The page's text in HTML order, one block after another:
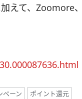
て、Zoomore、
ペーン ポイント還元